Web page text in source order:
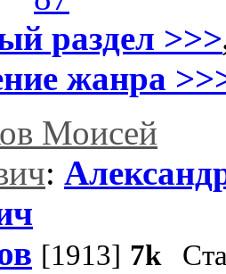
раздел >>>
жанра
Моисей
:
[1913] 7k